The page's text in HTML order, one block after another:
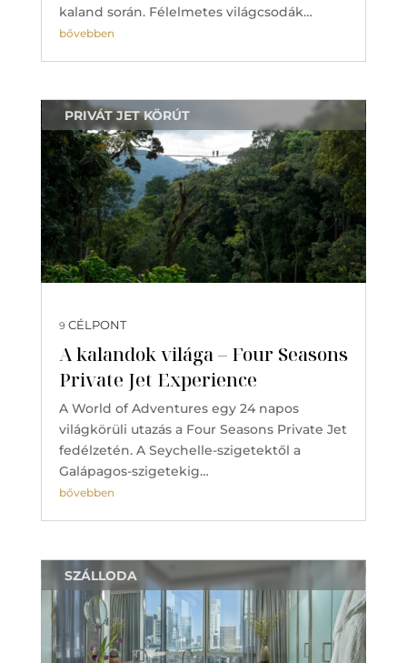
kaland során. Félelmetes világcsodák…
bővebben
A kalandok világa – Four Seasons
Private Jet Experience
9 CÉLPONT
PRIVÁT JET KÖRÚT
A World of Adventures egy 24 napos
világkörüli utazás a Four Seasons Private Jet
fedélzetén. A Seychelle-szigetektől a
Galápagos-szigetekig…
bővebben
SZÁLLODA